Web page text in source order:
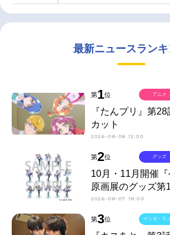
最新ニュースラン
第1位
『たんプリ』第
カット
2026-08-08 12:00
アニメ
第2位
10月・11月開催
原画展のグッズ第
2026-08-07 18:00
グッズ
第3位 マンガ・ラ